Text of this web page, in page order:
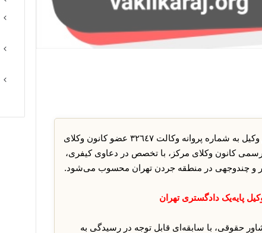
سرکار خانم وکیل به شماره پروانه وکالت ٣٢٦٤٧ عضو کانون وکلای
کانون وکلای مرکز، با تخصص در دعاوی کیفری،
و چندوجهی در منطقه جردن تهران محسوب می‌شود.
پایه‌یک دادگستری تهران
حقوقی، با سابقه‌ای قابل توجه در رسیدگی به